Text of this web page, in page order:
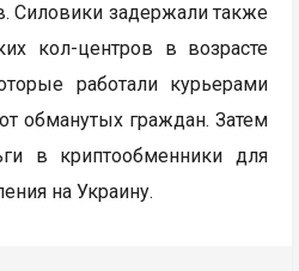
Силовики задержали также
кол-центров в возрасте
работали курьерами
обманутых граждан. Затем
в криптообменники для
на Украину.